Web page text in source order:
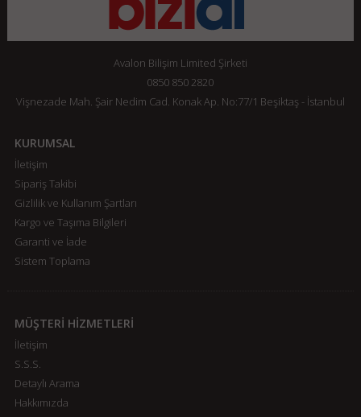
Avalon Bilişim Limited Şirketi
0850 850 2820
Vişnezade Mah. Şair Nedim Cad. Konak Ap. No:77/1 Beşiktaş - İstanbul
KURUMSAL
İletişim
Sipariş Takibi
Gizlilik ve Kullanım Şartları
Kargo ve Taşıma Bilgileri
Garanti ve İade
Sistem Toplama
MÜŞTERİ HİZMETLERİ
İletişim
S.S.S.
Detaylı Arama
Hakkımızda